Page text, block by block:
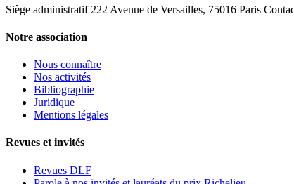
Siège administratif 222 Avenue de Versailles, 75016 Paris
Notre association
Nous connaître
Nos activités
Bibliographie
Juridique
Mentions légales
Revues et invités
Revues DLF